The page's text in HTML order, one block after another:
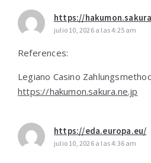
https://
julio 10, 2026 a las 4:25 am
References:
Legiano Casino
https://hakumon.sakura.ne.jp
https://eda.europa.eu/
julio 10, 2026 a las 4:36 am